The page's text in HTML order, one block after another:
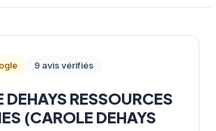
9 avis vérifiés
DEHAYS RESSOURCES
(CAROLE DEHAYS